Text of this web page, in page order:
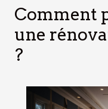
Comment
une
?